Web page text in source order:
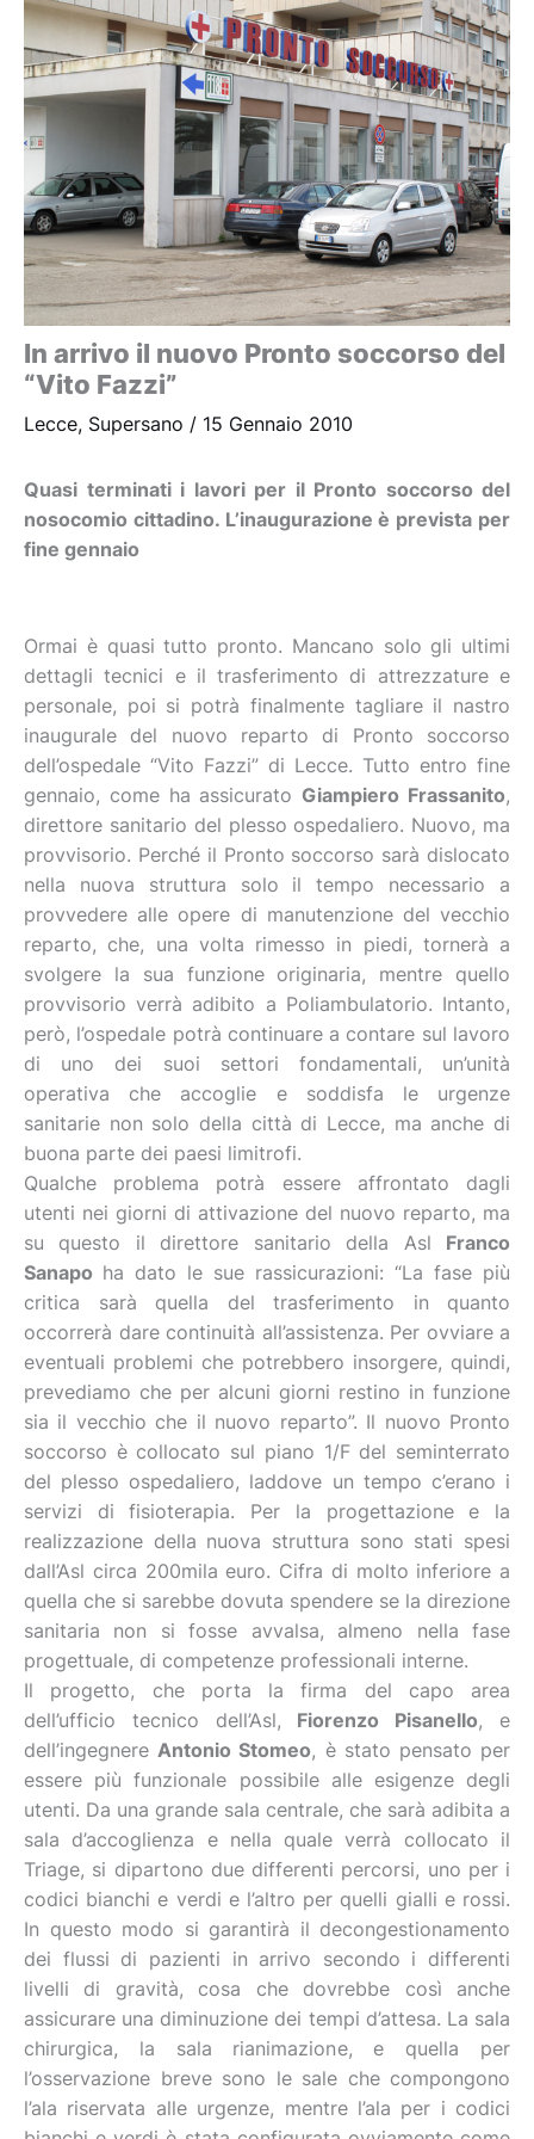
In arrivo il nuovo Pronto soccorso del
“Vito Fazzi”
Lecce, Supersano / 15 Gennaio 2010
Quasi terminati i lavori per il Pronto soccorso del
nosocomio cittadino. L’inaugurazione è prevista per
fine gennaio
Ormai è quasi tutto pronto. Mancano solo gli ultimi
dettagli tecnici e il trasferimento di attrezzature e
personale, poi si potrà finalmente tagliare il nastro
inaugurale del nuovo reparto di Pronto soccorso
dell’ospedale “Vito Fazzi” di Lecce. Tutto entro fine
gennaio, come ha assicurato Giampiero Frassanito,
direttore sanitario del plesso ospedaliero. Nuovo, ma
provvisorio. Perché il Pronto soccorso sarà dislocato
nella nuova struttura solo il tempo necessario a
provvedere alle opere di manutenzione del vecchio
reparto, che, una volta rimesso in piedi, tornerà a
svolgere la sua funzione originaria, mentre quello
provvisorio verrà adibito a Poliambulatorio. Intanto,
però, l’ospedale potrà continuare a contare sul lavoro
di uno dei suoi settori fondamentali, un’unità
operativa che accoglie e soddisfa le urgenze
sanitarie non solo della città di Lecce, ma anche di
buona parte dei paesi limitrofi.
Qualche problema potrà essere affrontato dagli
utenti nei giorni di attivazione del nuovo reparto, ma
su questo il direttore sanitario della Asl Franco
Sanapo ha dato le sue rassicurazioni: “La fase più
critica sarà quella del trasferimento in quanto
occorrerà dare continuità all’assistenza. Per ovviare a
eventuali problemi che potrebbero insorgere, quindi,
prevediamo che per alcuni giorni restino in funzione
sia il vecchio che il nuovo reparto”. Il nuovo Pronto
soccorso è collocato sul piano 1/F del seminterrato
del plesso ospedaliero, laddove un tempo c’erano i
servizi di fisioterapia. Per la progettazione e la
realizzazione della nuova struttura sono stati spesi
dall’Asl circa 200mila euro. Cifra di molto inferiore a
quella che si sarebbe dovuta spendere se la direzione
sanitaria non si fosse avvalsa, almeno nella fase
progettuale, di competenze professionali interne.
Il progetto, che porta la firma del capo area
dell’ufficio tecnico dell’Asl, Fiorenzo Pisanello, e
dell’ingegnereAntonio Stomeo, è stato pensato per
essere più funzionale possibile alle esigenze degli
utenti. Da una grande sala centrale, che sarà adibita a
sala d’accoglienza e nella quale verrà collocato il
Triage, si dipartono due differenti percorsi, uno per i
codici bianchi e verdi e l’altro per quelli gialli e rossi.
In questo modo si garantirà il decongestionamento
dei flussi di pazienti in arrivo secondo i differenti
livelli di gravità, cosa che dovrebbe così anche
assicurare una diminuzione dei tempi d’attesa. La sala
chirurgica, la sala rianimazione, e quella per
l’osservazione breve sono le sale che compongono
l’ala riservata alle urgenze, mentre l’ala per i codici